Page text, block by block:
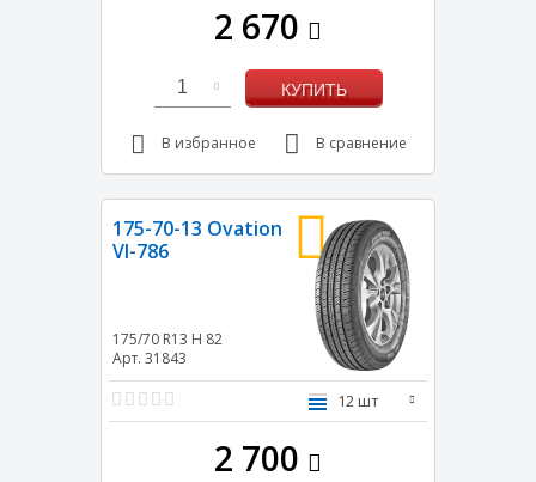
2 670
1 КУПИТЬ
В избранное В сравнение
175-70-13 Ovation
VI-786
175/70 R13 H 82
Арт. 31843
12 шт
2 700